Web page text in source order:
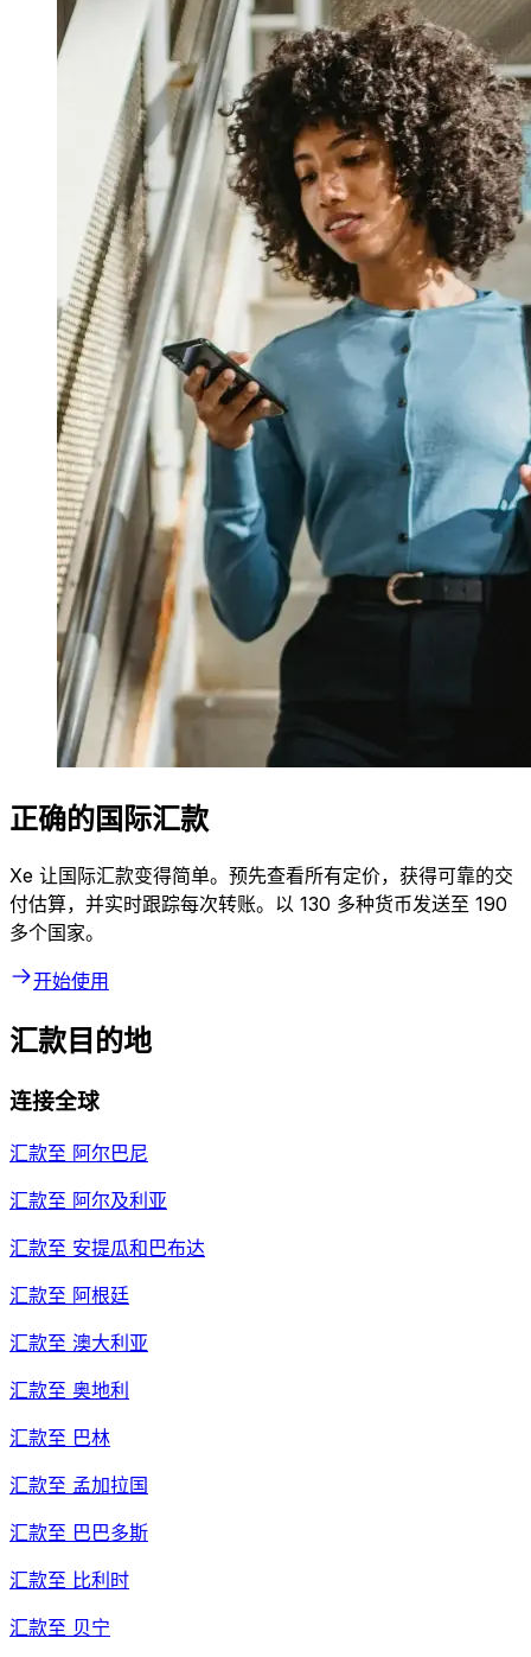
正确的国际汇款
Xe 让国际汇款变得简单。预先查看所有定价，获得可靠的交
付估算，并实时跟踪每次转账。以 130 多种货币发送至 190
多个国家。
开始使用
汇款目的地
连接全球
汇款至 阿尔巴尼
汇款至 阿尔及利亚
汇款至 安提瓜和巴布达
汇款至 阿根廷
汇款至 澳大利亚
汇款至 奥地利
汇款至 巴林
汇款至 孟加拉国
汇款至 巴巴多斯
汇款至 比利时
汇款至 贝宁